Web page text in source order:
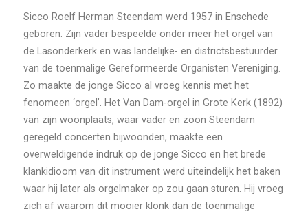
Sicco Roelf Herman Steendam werd 1957 in Enschede
geboren. Zijn vader bespeelde onder meer het orgel van
de Lasonderkerk en was landelijke- en districtsbestuurder
van de toenmalige Gereformeerde Organisten Vereniging.
Zo maakte de jonge Sicco al vroeg kennis met het
fenomeen ‘orgel’. Het Van Dam-orgel in Grote Kerk (1892)
van zijn woonplaats, waar vader en zoon Steendam
geregeld concerten bijwoonden, maakte een
overweldigende indruk op de jonge Sicco en het brede
klankidioom van dit instrument werd uiteindelijk het baken
waar hij later als orgelmaker op zou gaan sturen. Hij vroeg
zich af waarom dit mooier klonk dan de toenmalige